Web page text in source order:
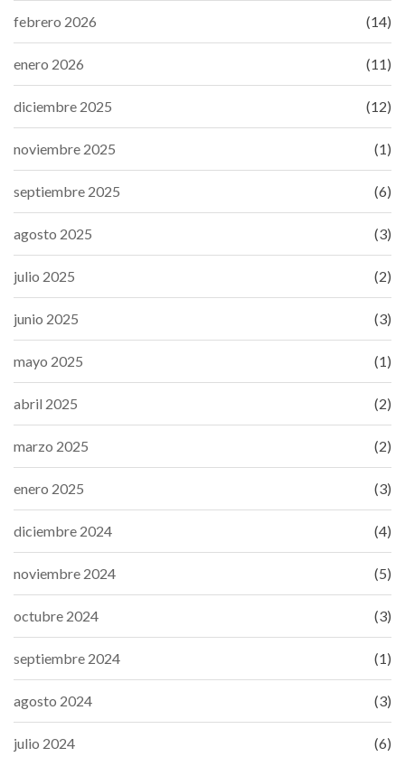
febrero 2026 (14)
enero 2026 (11)
diciembre 2025 (12)
noviembre 2025 (1)
septiembre 2025 (6)
agosto 2025 (3)
julio 2025 (2)
junio 2025 (3)
mayo 2025 (1)
abril 2025 (2)
marzo 2025 (2)
enero 2025 (3)
diciembre 2024 (4)
noviembre 2024 (5)
octubre 2024 (3)
septiembre 2024 (1)
agosto 2024 (3)
julio 2024 (6)